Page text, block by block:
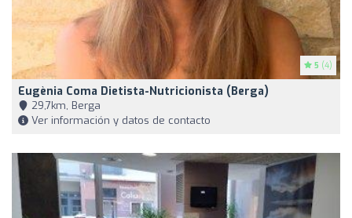
5 (4)
Eugènia Coma Dietista-Nutricionista (Berga)
29,7km, Berga
Ver información y datos de contacto